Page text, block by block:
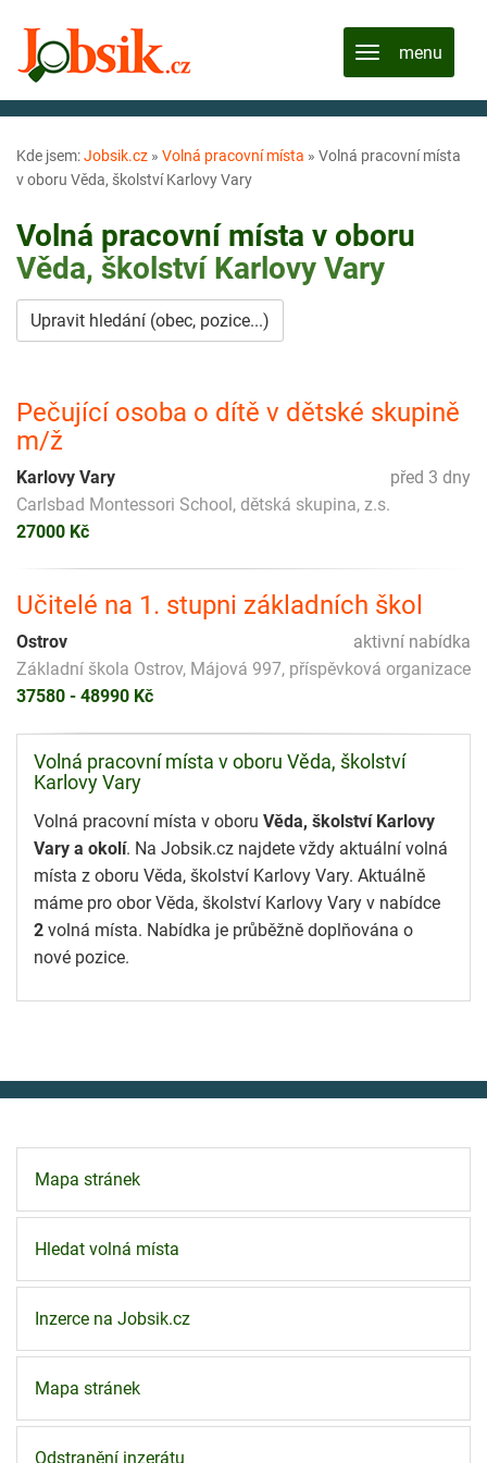
Kde jsem:Jobsik.cz » Volná pracovní místa » Volná pracovní místa
v oboru Věda, školství Karlovy Vary
Volná pracovní místa v oboru
Věda, školství Karlovy Vary
Upravit hledání (obec, pozice...)
Pečující osoba o dítě v dětské skupině
m/ž
před 3 dny
Karlovy Vary
Carlsbad Montessori School, dětská skupina, z.s.
27000 Kč
Učitelé na 1. stupni základních škol
aktivní nabídka
Ostrov
Základní škola Ostrov, Májová 997, příspěvková organizace
37580 - 48990 Kč
Volná pracovní místa v oboru Věda, školství
Karlovy Vary
Volná pracovní místa v oboru Věda, školství Karlovy
Vary a okolí. Na Jobsik.cz najdete vždy aktuální volná
místa z oboru Věda, školství Karlovy Vary. Aktuálně
máme pro obor Věda, školství Karlovy Vary v nabídce
2 volná místa. Nabídka je průběžně doplňována o
nové pozice.
Mapa stránek
Hledat volná místa
Inzerce na Jobsik.cz
Mapa stránek
Odstranění inzerátu